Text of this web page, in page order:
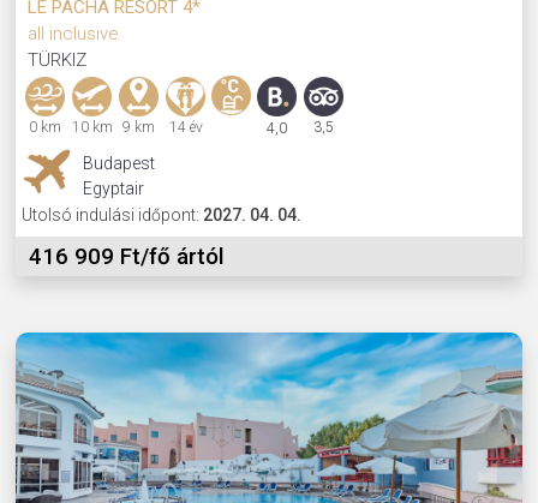
LE PACHA RESORT 4*
all inclusive
TÜRKIZ
0 km 10 km 9 km 14 év 4,0 3,5
Budapest
Egyptair
Utolsó indulási időpont: 2027. 04. 04.
416 909 Ft/fő ártól